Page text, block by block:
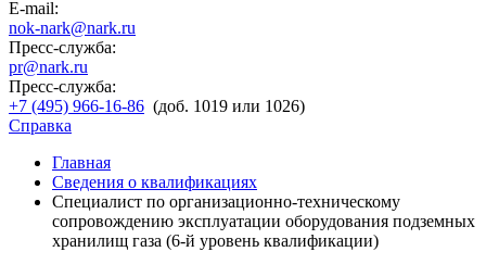
E-mail:
nok-nark@nark.ru
Пресс-служба:
pr@nark.ru
Пресс-служба:
+7 (495) 966-16-86 (доб. 1019 или 1026)
Справка
Главная
Сведения о квалификациях
Специалист по организационно-техническому
сопровождению эксплуатации оборудования подземных
хранилищ газа (6-й уровень квалификации)